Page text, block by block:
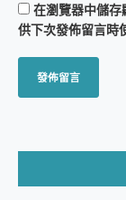
在瀏覽器中儲存
供下次發佈留言時